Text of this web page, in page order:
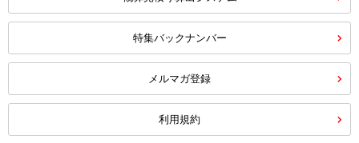
特集バックナンバー
メルマガ登録
利用規約